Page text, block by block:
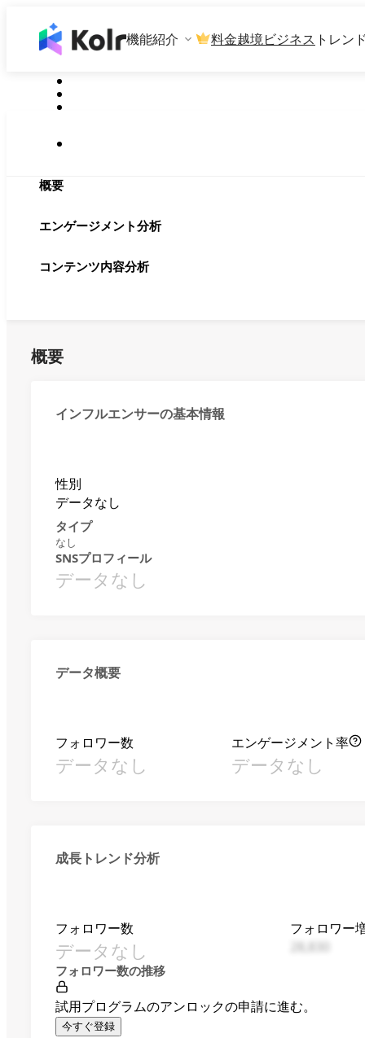
機能紹介 料金越境ビジネス トレン
概要
エンゲージメント分析
コンテンツ内容分析
概要
インフルエンサーの基本情報
性別
データなし
タイプ
なし
SNSプロフィール
データなし
データ概要
フォロワー数
データなし
エンゲージメント率
データなし
成長トレンド分析
フォロワー数
データなし
フォロワー
フォロワー数の推移
試用プログラムのアンロックの申請に進む。
今すぐ登録